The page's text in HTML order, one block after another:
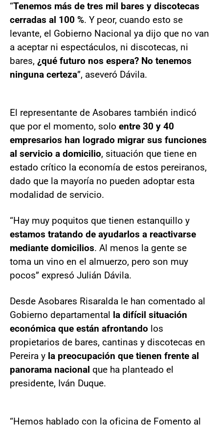
“Tenemos más de tres mil bares y discotecas
cerradas al 100 %. Y peor, cuando esto se
levante, el Gobierno Nacional ya dijo que no van
a aceptar ni espectáculos, ni discotecas, ni
bares, ¿qué futuro nos espera? No tenemos
ninguna certeza”, aseveró Dávila.
El representante de Asobares también indicó
que por el momento, solo entre 30 y 40
empresarios han logrado migrar sus funciones
al servicio a domicilio, situación que tiene en
estado crítico la economía de estos pereiranos,
dado que la mayoría no pueden adoptar esta
modalidad de servicio.
“Hay muy poquitos que tienen estanquillo y
estamos tratando de ayudarlos a reactivarse
mediante domicilios. Al menos la gente se
toma un vino en el almuerzo, pero son muy
pocos” expresó Julián Dávila.
Desde Asobares Risaralda le han comentado al
Gobierno departamental la difícil situación
económica que están afrontando los
propietarios de bares, cantinas y discotecas en
Pereira y la preocupación que tienen frente al
panorama nacional que ha planteado el
presidente, Iván Duque.
“Hemos hablado con la oficina de Fomento al